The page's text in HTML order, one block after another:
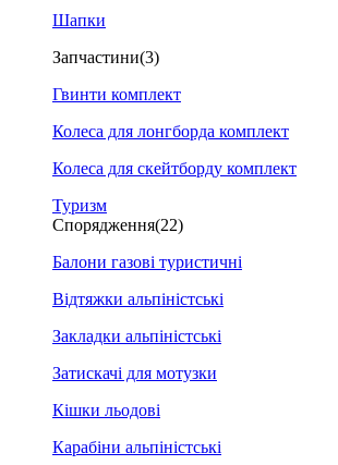
Шапки
Запчастини(3)
Гвинти комплект
Колеса для лонгборда комплект
Колеса для скейтборду комплект
Туризм
Спорядження(22)
Балони газові туристичні
Відтяжки альпіністські
Закладки альпіністські
Затискачі для мотузки
Кішки льодові
Карабіни альпіністські